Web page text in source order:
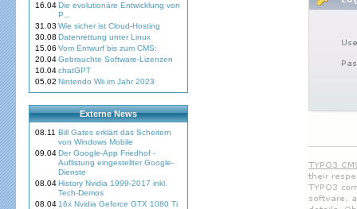
16.04Die evolutionäre Entwicklung von
P...
31.03 Wie sicher ist Cloud-Hosting
30.08 Datenrettung unter Linux
15.06 Vom Entwurf bis zum CMS:
20.04Gebrauchte Software-Lizenzen
10.04chatGPT
05.02 Nintendo Wii im Jahr 2023
Externe News
08.11 Bill Gates erklärt das Scheitern
von Windows Mobile
09.04Der Google-App Friedhof -
Auflistung eingestellter Google-
Dienste
08.04History Nvidia 1999-2017 inkl.
Tech-Demos
08.04 16x Nvidia Geforce GTX 1080 Ti